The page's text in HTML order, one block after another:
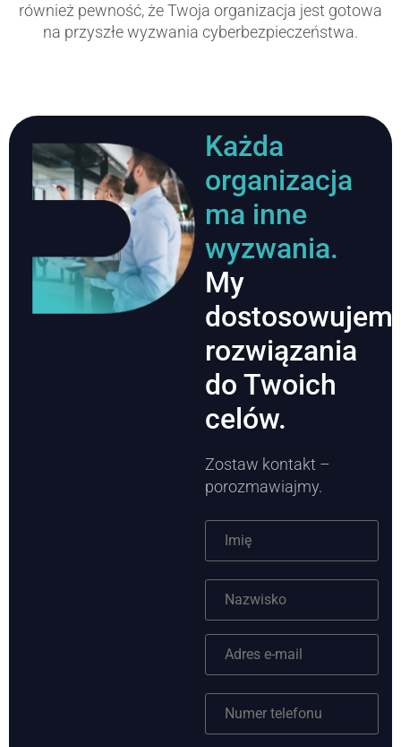
również pewność, że Twoja organizacja jest gotowa
na przyszłe wyzwania cyberbezpieczeństwa.
Każda
organizacja
ma inne
wyzwania.
My
rozwiązania
do Twoich
celów.
Zostaw kontakt –
porozmawiajmy.